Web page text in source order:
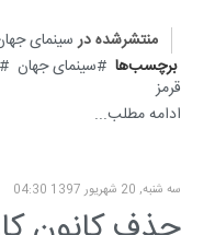
منتشرشده در سینمای
برچسب‌ها
سینمای جهان
قرمز
ادامه مطلب...
سه شنبه, 20 شهریور 1397 04:30